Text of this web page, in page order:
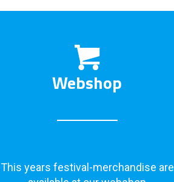
Webshop
This years festival-merchandise are